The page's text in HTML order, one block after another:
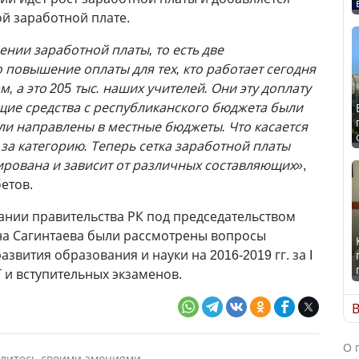
заработной плате.
заработной платы, то есть две
оплаты для тех, кто работает сегодня
это 205 тыс. наших учителей. Они эту доплату
средства с республиканского бюджета были
направлены в местные бюджеты. Что касается
категорию. Теперь сетка заработной платы
и зависит от различных составляющих»,
правительства РК под председательством
Сагинтаева были рассмотрены вопросы
образования и науки на 2016-2019 гг. за I
вступительных экзаменов.
О